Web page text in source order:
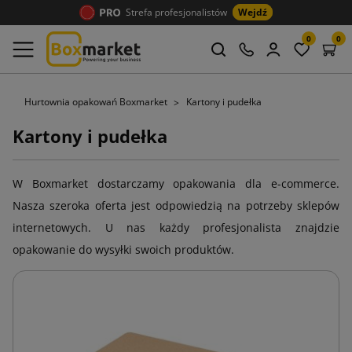
Strefa profesjonalistów Wejdź
0 0
Hurtownia opakowań Boxmarket Kartony i pudełka
Kartony i pudełka
W Boxmarket dostarczamy opakowania dla e-commerce.
Nasza szeroka oferta jest odpowiedzią na potrzeby sklepów
internetowych. U nas każdy profesjonalista znajdzie
opakowanie do wysyłki swoich produktów.